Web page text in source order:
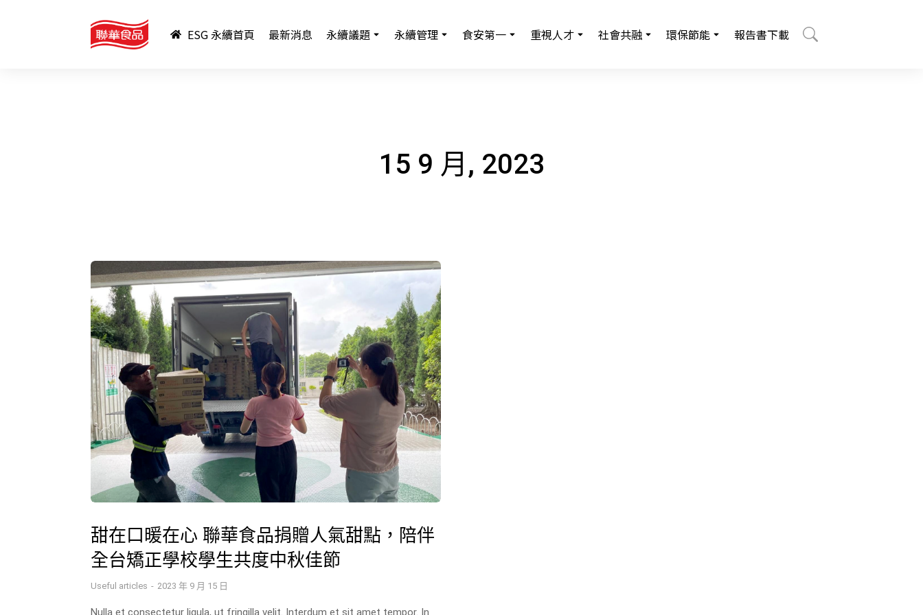
ESG 永續首頁 最新消息 永續議題 永續管理 食安第一 重視人才 社會共融 環保節能 報告書下載
15 9 月, 2023
甜在口暖在心 聯華食品捐贈人氣甜點，陪伴
全台矯正學校學生共度中秋佳節
Useful articles 2023 年 9 月 15 日
Nulla et consectetur ligula, ut fringilla velit. Interdum et sit amet tempor. In